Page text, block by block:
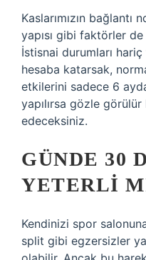
Kaslarımızın bağlantı
yapısı gibi faktörler
İstisnai durumları
hesaba katarsak,
etkilerini sadece 6
yapılırsa gözle
edeceksiniz.
GÜNDE 30
YETERLI
Kendinizi spor
split gibi egzersizler